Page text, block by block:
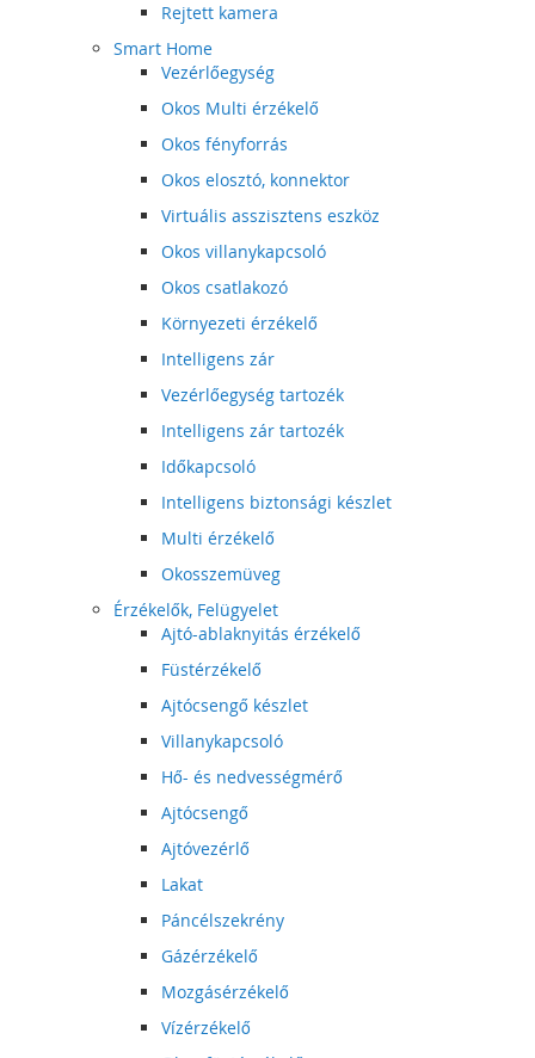
Rejtett kamera
Smart Home
Vezérlőegység
Okos Multi érzékelő
Okos fényforrás
Okos elosztó, konnektor
Virtuális asszisztens eszköz
Okos villanykapcsoló
Okos csatlakozó
Környezeti érzékelő
Intelligens zár
Vezérlőegység tartozék
Intelligens zár tartozék
Időkapcsoló
Intelligens biztonsági készlet
Multi érzékelő
Okosszemüveg
Érzékelők, Felügyelet
Ajtó-ablaknyitás érzékelő
Füstérzékelő
Ajtócsengő készlet
Villanykapcsoló
Hő- és nedvességmérő
Ajtócsengő
Ajtóvezérlő
Lakat
Páncélszekrény
Gázérzékelő
Mozgásérzékelő
Vízérzékelő